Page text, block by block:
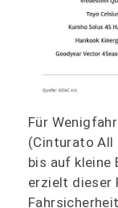
Für
(Cinturato All
bis auf kleine
erzielt dieser